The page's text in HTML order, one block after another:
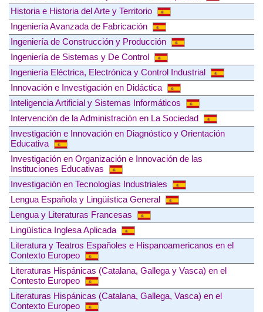
Historia e Historia del Arte y Territorio
Ingeniería Avanzada de Fabricación
Ingeniería de Construcción y Producción
Ingeniería de Sistemas y De Control
Ingeniería Eléctrica, Electrónica y Control Industrial
Innovación e Investigación en Didáctica
Inteligencia Artificial y Sistemas Informáticos
Intervención de la Administración en La Sociedad
Investigación e Innovación en Diagnóstico y Orientación
Educativa
Investigación en Organización e Innovación de las
Instituciones Educativas
Investigación en Tecnologías Industriales
Lengua Española y Lingüística General
Lengua y Literaturas Francesas
Lingüística Inglesa Aplicada
Literatura y Teatros Españoles e Hispanoamericanos en el
Contexto Europeo
Literaturas Hispánicas (Catalana, Gallega y Vasca) en el
Contesto Europeo
Literaturas Hispánicas (Catalana, Gallega, Vasca) en el
Contexto Europeo